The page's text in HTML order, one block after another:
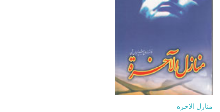
منازل الاخره